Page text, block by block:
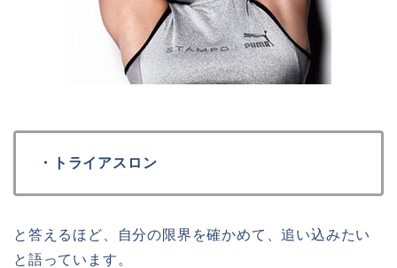
・トライアスロン
と答えるほど、自分の限界を確かめて、追い込みたい
と語っています。